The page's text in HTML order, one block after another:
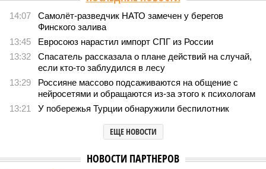
«Сказочного леса» пайщики ЖК «Станция Л» продолжают ждать от
компании Capital Group начала реальной достройки
В нескольких станциях от уже сданного «Сказочного
леса» пайщики ЖК «Станция Л» продолжают ждать от
компании Capital Group начала реальной достройки
«Станция ожидания» для дольщиков
В нескольких станциях от уже сданного «Сказочного леса» пайщики ЖК